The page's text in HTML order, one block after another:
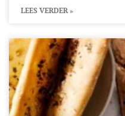
LEES VERDER »